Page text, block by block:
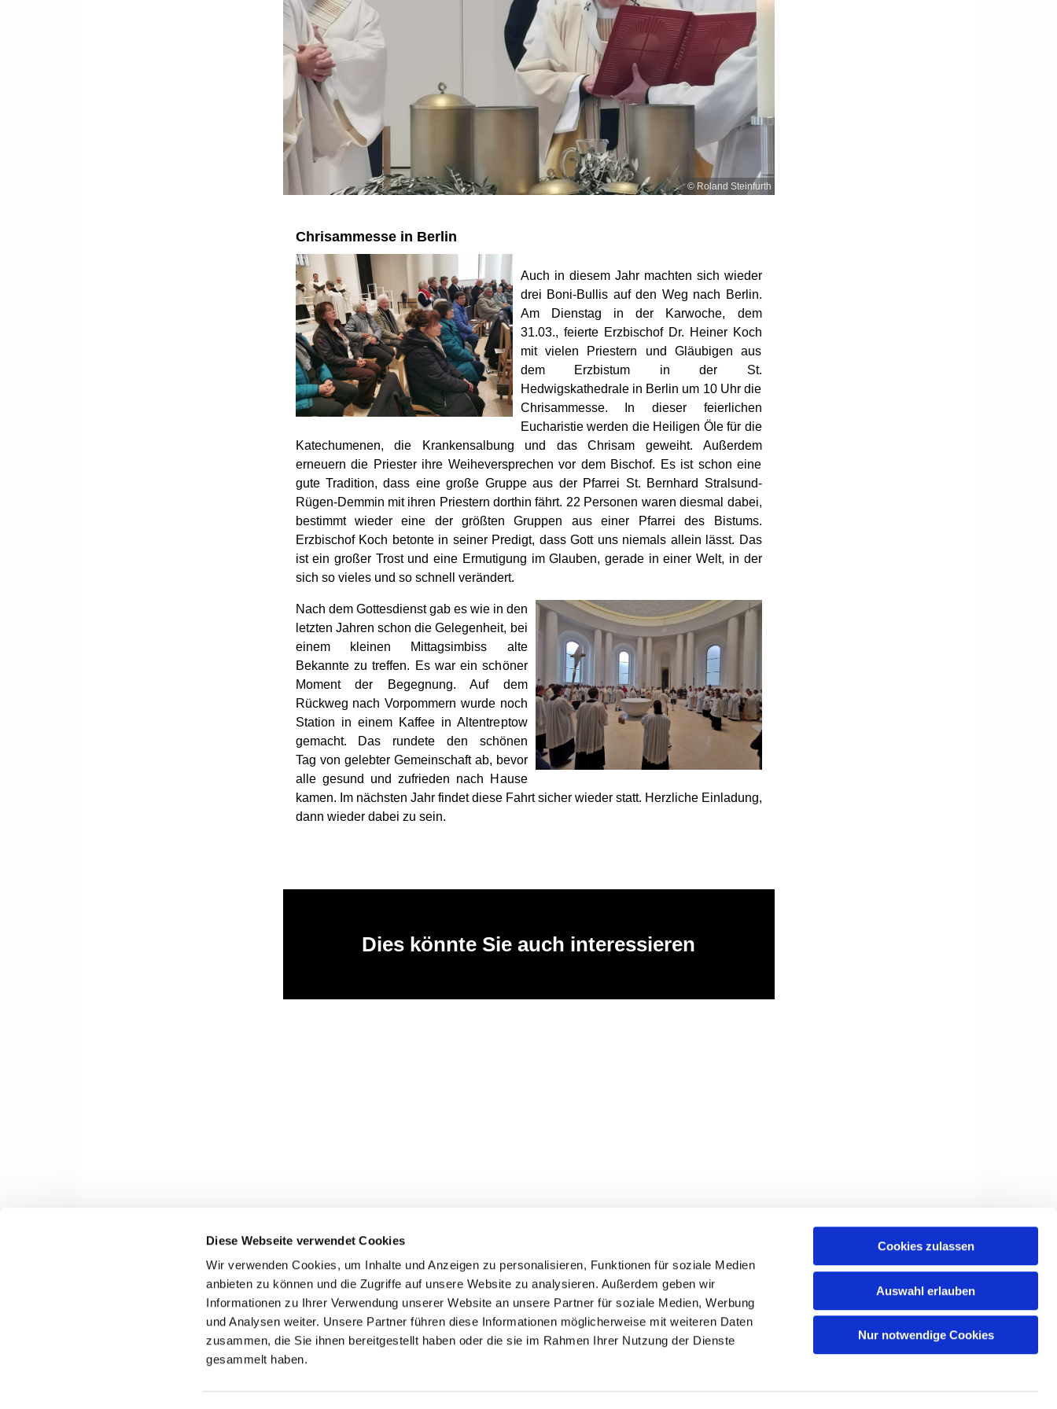
Diese Webseite verwendet Cookies
Wir verwenden Cookies, um Inhalte und Anzeigen zu personalisieren, Funktionen für soziale Medien
anbieten zu können und die Zugriffe auf unsere Website zu analysieren. Außerdem geben wir
Informationen zu Ihrer Verwendung unserer Website an unsere Partner für soziale Medien, Werbung
und Analysen weiter. Unsere Partner führen diese Informationen möglicherweise mit weiteren Daten
zusammen, die Sie ihnen bereitgestellt haben oder die sie im Rahmen Ihrer Nutzung der Dienste
gesammelt haben.
Cookies zulassen
Auswahl erlauben
Nur notwendige Cookies
© Roland Steinfurth
Chrisammesse in Berlin
Auch in diesem Jahr machten sich wieder
drei Boni-Bullis auf den Weg nach Berlin.
Am Dienstag in der Karwoche, dem
31.03., feierte Erzbischof Dr. Heiner Koch
mit vielen Priestern und Gläubigen aus
dem Erzbistum in der St.
Hedwigskathedrale in Berlin um 10 Uhr die
Chrisammesse. In dieser feierlichen
Eucharistie werden die Heiligen Öle für die
Katechumenen, die Krankensalbung und das Chrisam geweiht. Außerdem
erneuern die Priester ihre Weiheversprechen vor dem Bischof. Es ist schon eine
gute Tradition, dass eine große Gruppe aus der Pfarrei St. Bernhard Stralsund-
Rügen-Demmin mit ihren Priestern dorthin fährt. 22 Personen waren diesmal dabei,
bestimmt wieder eine der größten Gruppen aus einer Pfarrei des Bistums.
Erzbischof Koch betonte in seiner Predigt, dass Gott uns niemals allein lässt. Das
ist ein großer Trost und eine Ermutigung im Glauben, gerade in einer Welt, in der
sich so vieles und so schnell verändert.
Nach dem Gottesdienst gab es wie in den
letzten Jahren schon die Gelegenheit, bei
einem kleinen Mittagsimbiss alte
Bekannte zu treffen. Es war ein schöner
Moment der Begegnung. Auf dem
Rückweg nach Vorpommern wurde noch
Station in einem Kaffee in Altentreptow
gemacht. Das rundete den schönen
Tag von gelebter Gemeinschaft ab, bevor
alle gesund und zufrieden nach Hause
kamen. Im nächsten Jahr findet diese Fahrt sicher wieder statt. Herzliche Einladung,
dann wieder dabei zu sein.
Dies könnte Sie auch interessieren